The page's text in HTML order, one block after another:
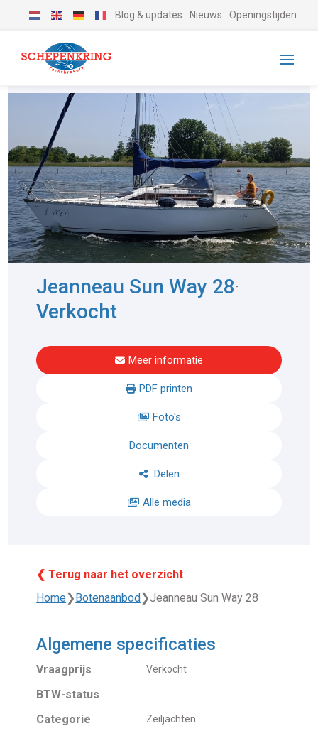
Blog & updates Nieuws Openingstijden
Jeanneau Sun Way 28-
Verkocht
Meer informatie
PDF printen
Foto's
Documenten
Delen
Alle media
❮ Terug naar het overzicht
Home❯ Botenaanbod ❯Jeanneau Sun Way 28
Algemene specificaties
Vraagprijs Verkocht
BTW-status
Categorie
Zeiljachten